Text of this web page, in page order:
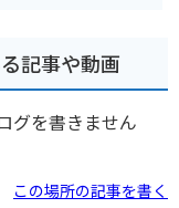
記事や動画
グを書きません
この場所の記事を書く